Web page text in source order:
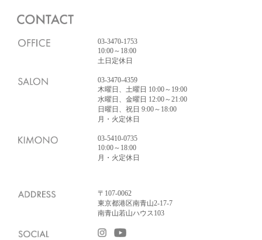
03-3470-1753
10:00～18:00
土日定休日
03-3470-4359
木曜日、土曜日 10:00～19:00
水曜日、金曜日 12:00～21:00
日曜日、祝日 9:00～18:00
月・火定休日
03-5410-0735
10:00～18:00
月・火定休日
〒107-0062
東京都港区南青山2-17-7
南青山若山ハウス103